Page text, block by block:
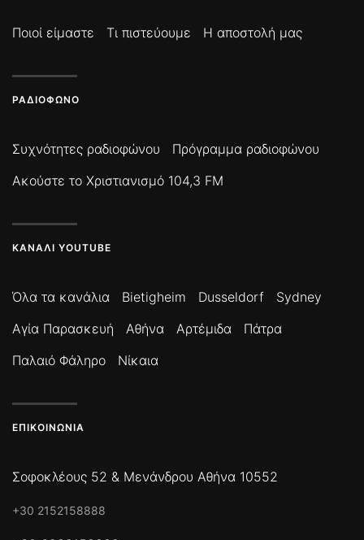
Ποιοί είμαστε Τι πιστεύουμε Η αποστολή μας
ΡΑΔΙΌΦΩΝΟ
Συχνότητες ραδιοφώνου
Πρόγραμμα ραδιοφώνου
Ακούστε το Χριστιανισμό 104,3 FM
ΚΑΝΆΛΙ YOUTUBE
Όλα τα κανάλια Bietigheim Dusseldorf
Sydney
Αγία Παρασκευή
Αθήνα Αρτέμιδα
Πάτρα
Παλαιό Φάληρο
Νίκαια
ΕΠΙΚΟΙΝΩΝΊΑ
Σοφοκλέους 52 & Μενάνδρου Αθήνα 10552
+30 2152158888